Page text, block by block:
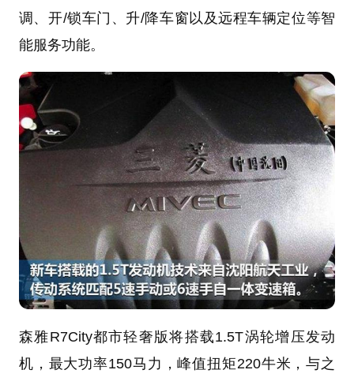
调、开/锁车门、升/降车窗以及远程车辆定位等智
能服务功能。
森雅R7City都市轻奢版将搭载1.5T涡轮增压发动
机，最大功率150马力，峰值扭矩220牛米，与之